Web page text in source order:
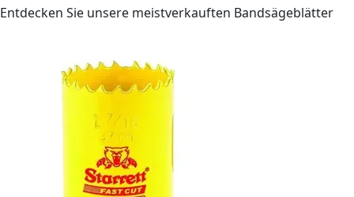
Entdecken Sie unsere meistverkauften Bandsägeblätter